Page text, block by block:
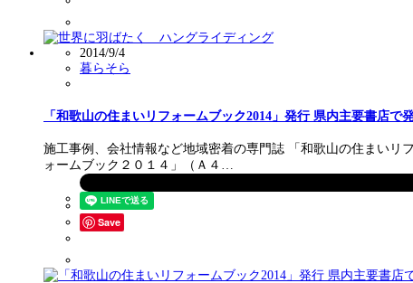
2014/9/4
暮らそら
「和歌山の住まいリフォームブック2014」発行 県内主要書店で
施工事例、会社情報など地域密着の専門誌 「和歌山の住まいリ
ォームブック２０１４」（Ａ４…
Save